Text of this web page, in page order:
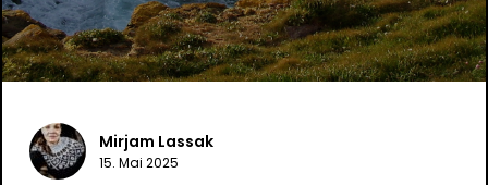
Mirjam Lassak
15. Mai 2025